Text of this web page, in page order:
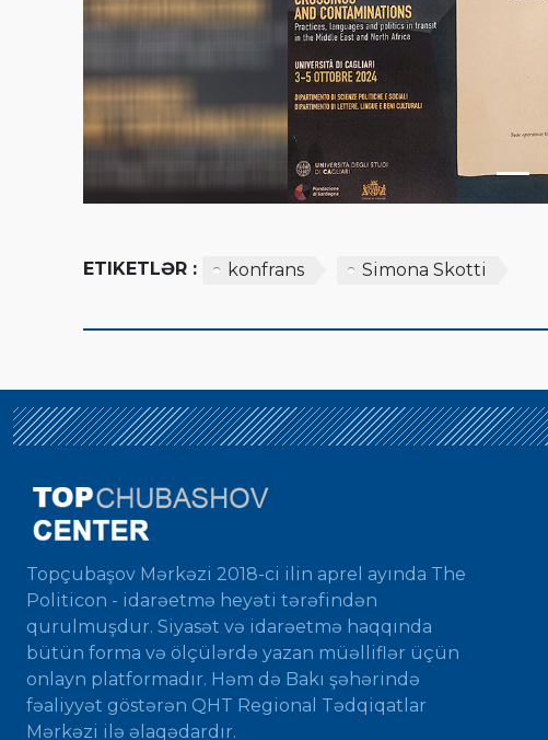
ETIKETLƏR : konfrans Simona Skotti
Topçubaşov Mərkəzi 2018-ci ilin aprel ayında The
Politicon - idarəetmə heyəti tərəfindən
qurulmuşdur. Siyasət və idarəetmə haqqında
bütün forma və ölçülərdə yazan müəlliflər üçün
onlayn platformadır. Həm də Bakı şəhərində
fəaliyyət göstərən QHT Regional Tədqiqatlar
Mərkəzi ilə əlaqədardır.